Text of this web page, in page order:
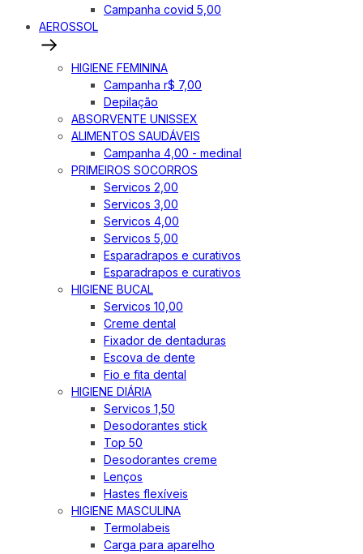
Campanha covid 5,00
AEROSSOL
HIGIENE FEMININA
Campanha r$ 7,00
Depilação
ABSORVENTE UNISSEX
ALIMENTOS SAUDÁVEIS
Campanha 4,00 - medinal
PRIMEIROS SOCORROS
Servicos 2,00
Servicos 3,00
Servicos 4,00
Servicos 5,00
Esparadrapos e curativos
Esparadrapos e curativos
HIGIENE BUCAL
Servicos 10,00
Creme dental
Fixador de dentaduras
Escova de dente
Fio e fita dental
HIGIENE DIÁRIA
Servicos 1,50
Desodorantes stick
Top 50
Desodorantes creme
Lenços
Hastes flexíveis
HIGIENE MASCULINA
Termolabeis
Carga para aparelho